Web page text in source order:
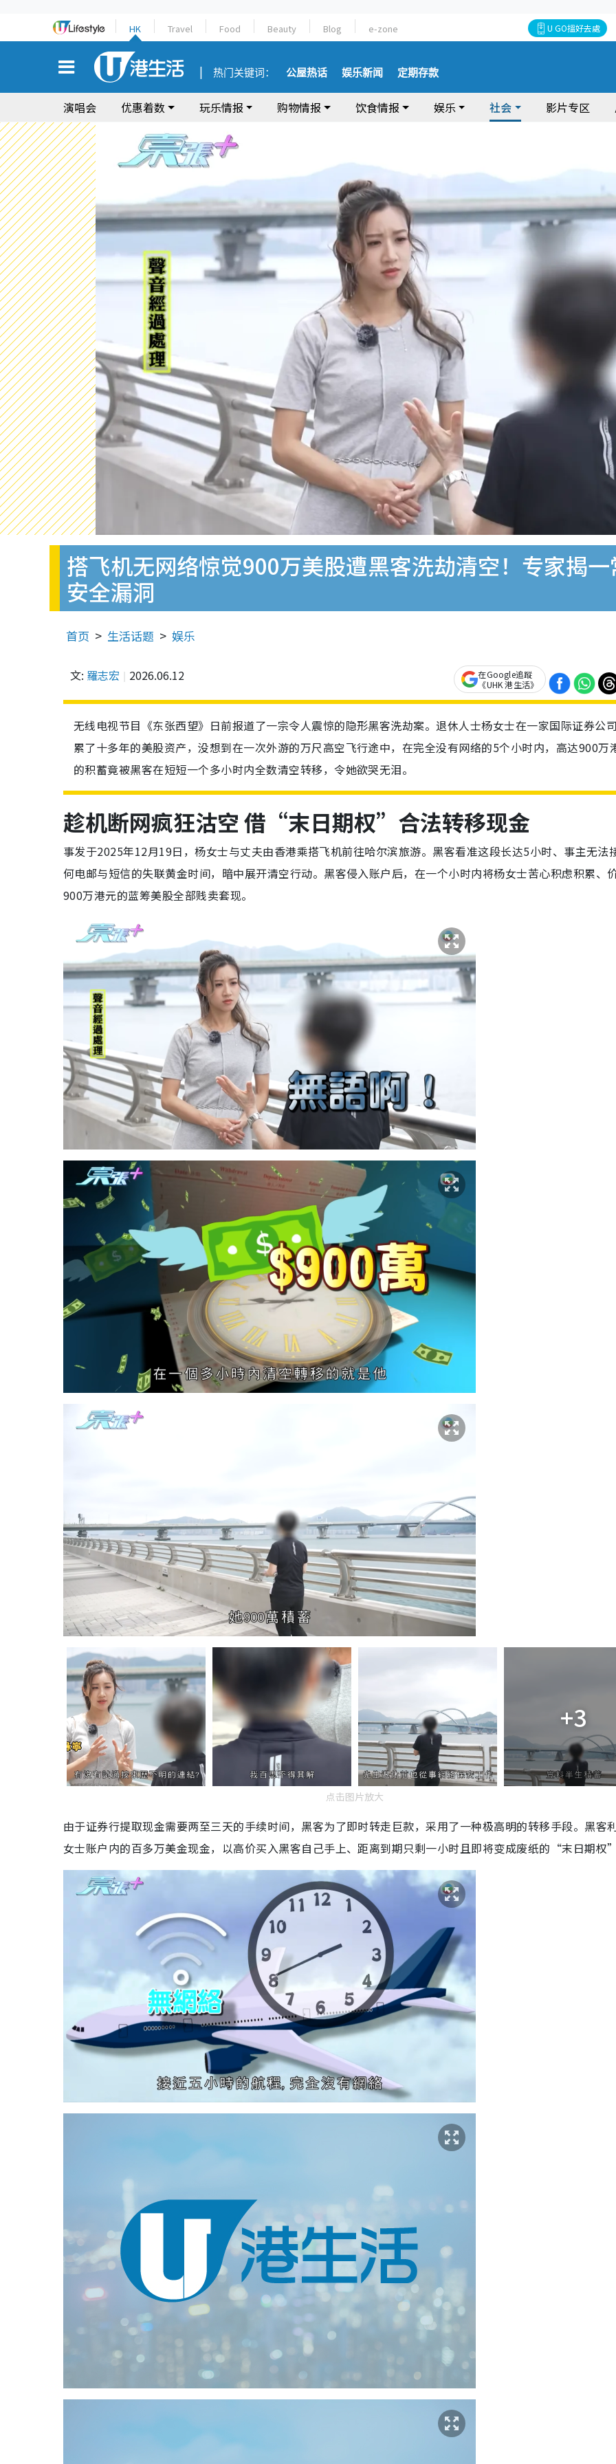
HK Travel Food Beauty Blog e-zone U GO搵好去處
热门关键词： 公屋热话 娱乐新闻 定期存款
演唱会 优惠着数 玩乐情报 购物情报 饮食情报 娱乐 社会 影片专区
搭飞机无网络惊觉900万美股遭黑客洗劫清空！专家揭
安全漏洞
首页 生活话题 娱乐
文: 羅志宏 2026.06.12
在Google追蹤
《UHK 港生活》
无线电视节目《东张西望》日前报道了一宗令人震惊的隐形黑客洗劫案。退休人士杨女士在一家国际证券公
累了十多年的美股资产，没想到在一次外游的万尺高空飞行途中，在完全没有网络的5个小时内，高达900万
的积蓄竟被黑客在短短一个多小时内全数清空转移，令她欲哭无泪。
趁机断网疯狂沽空 借“末日期权”合法转移现金
事发于2025年12月19日，杨女士与丈夫由香港乘搭飞机前往哈尔滨旅游。黑客看准这段长达5小时、事主无法
何电邮与短信的失联黄金时间，暗中展开清空行动。黑客侵入账户后，在一个小时内将杨女士苦心积虑积累、
900万港元的蓝筹美股全部贱卖套现。
+3
点击图片放大
由于证券行提取现金需要两至三天的手续时间，黑客为了即时转走巨款，采用了一种极高明的转移手段。黑客
女士账户内的百多万美金现金，以高价买入黑客自己手上、距离到期只剩一小时且即将变成废纸的“末日期权